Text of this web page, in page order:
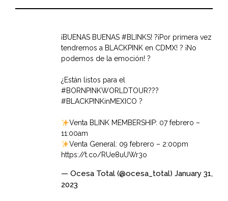
¡BUENAS BUENAS #BLINKS! ?¡Por primera vez
tendremos a BLACKPINK en CDMX! ? ¡No
podemos de la emoción! ?
¿Están listos para el
#BORNPINKWORLDTOUR???
#BLACKPINKinMEXICO ?
Venta BLINK MEMBERSHIP: 07 febrero –
11:00am
Venta General: 09 febrero – 2:00pm
https://t.co/RUe8uUWr3o
— Ocesa Total (@ocesa_total) January 31,
2023